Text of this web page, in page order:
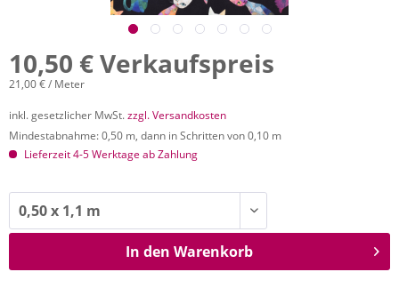
10,50 € Verkaufspreis
21,00 € / Meter
inkl. gesetzlicher MwSt.zzgl. Versandkosten
Mindestabnahme: 0,50 m, dann in Schritten von 0,10 m
Lieferzeit 4-5 Werktage ab Zahlung
In den Warenkorb